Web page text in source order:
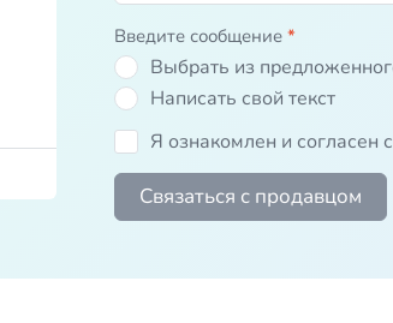
Введите сообщение *
Выбрать из
Написать свой текст
Я ознакомлен и согласен с
Связаться с продавцом